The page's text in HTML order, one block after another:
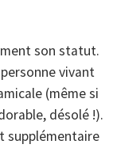
son statut.
vivant
(même si
désolé !).
supplémentaire